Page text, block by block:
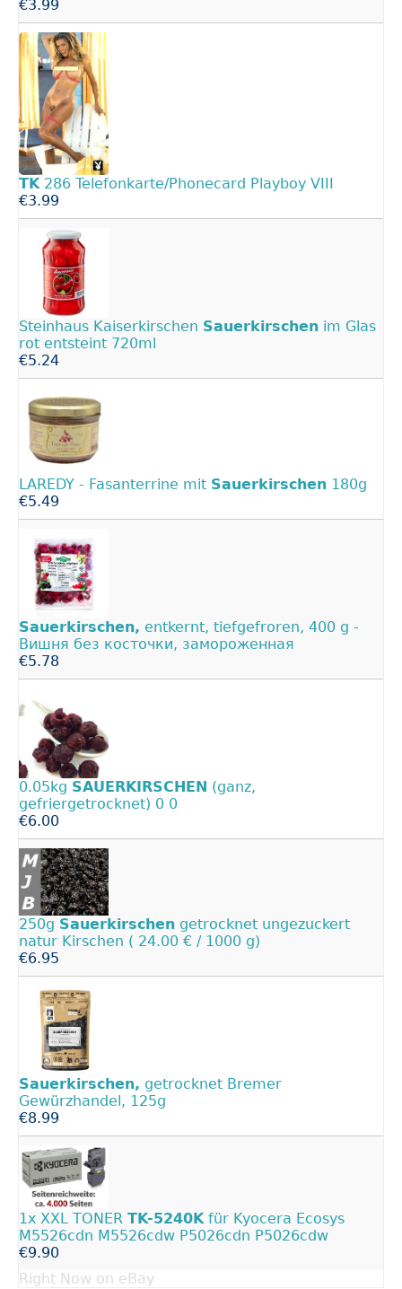
€3.99
TK286 Telefonkarte/Phonecard Playboy VIII
€3.99
Steinhaus Kaiserkirschen Sauerkirschen im Glas
rot entsteint 720ml
€5.24
LAREDY - Fasanterrine mit Sauerkirschen 180g
€5.49
Sauerkirschen, entkernt, tiefgefroren, 400 g -
Вишня без косточки, замороженная
€5.78
0.05kg SAUERKIRSCHEN (ganz,
gefriergetrocknet) 0 0
€6.00
250g Sauerkirschen getrocknet ungezuckert
natur Kirschen ( 24.00 € / 1000 g)
€6.95
Sauerkirschen, getrocknet Bremer
Gewürzhandel, 125g
€8.99
1x XXL TONER TK-5240Kfür Kyocera Ecosys
M5526cdn M5526cdw P5026cdn P5026cdw
€9.90
Right Now on eBay